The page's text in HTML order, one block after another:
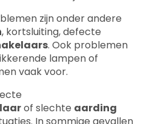
zijn onder andere
, kortsluiting, defecte
. Ook problemen
lampen of
vaak voor.
of slechte aarding
In sommige gevallen